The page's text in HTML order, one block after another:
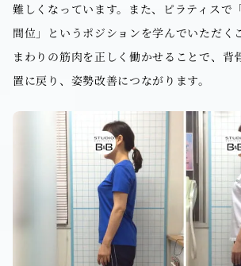
難しくなっています。また、ピラティスで
間位」というポジションを学んでいただく
まわりの筋肉を正しく働かせることで、背
置に戻り、姿勢改善につながります。